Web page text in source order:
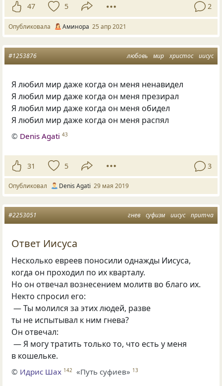
47 5 2
Опубликовала Аминора 25 апр 2021
любовь мир христос иисус
#1253876
Я любил мир даже когда он меня ненавидел
Я любил мир даже когда он меня презирал
Я любил мир даже когда он меня обидел
Я любил мир даже когда он меня распял
© Denis Agati 43
31 5 3
Опубликовал Denis Agati 29 мая 2019
гнев суфизм иисус притча
#2253051
Ответ Иисуса
Несколько евреев поносили однажды Иисуса,
когда он проходил по их кварталу.
Но он отвечал вознесением молитв во благо их.
Некто спросил его:
— Ты молился за этих людей, разве
ты не испытывал к ним гнева?
Он отвечал:
— Я могу тратить только то, что есть у меня
в кошельке.
© Идрис Шах 142 «Путь суфиев» 13